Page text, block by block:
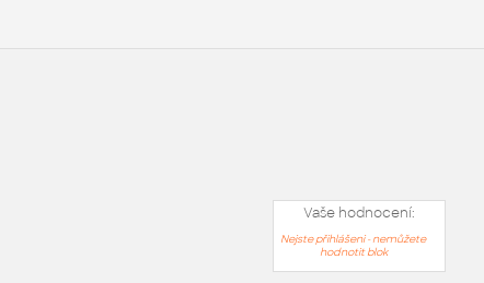
Vaše hodnocení:
Nejste přihlášeni - nemůžete
hodnotit blok